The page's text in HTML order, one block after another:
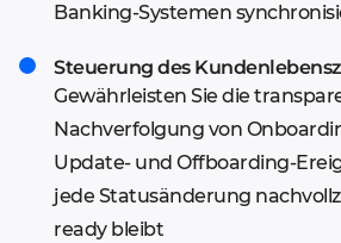
Banking-Systemen
Steuerung des
Gewährleisten Sie die
Nachverfolgung von
Update- und Offboarding-
jede Statusänderung
ready bleibt